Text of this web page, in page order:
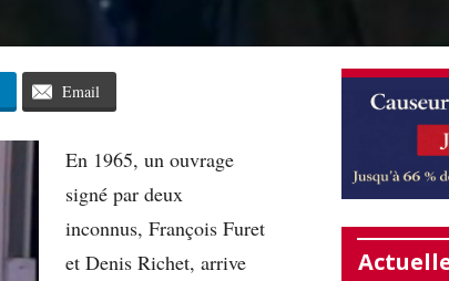
Email
En 1965, un ouvrage
signé par deux
inconnus, François Furet
et Denis Richet, arrive